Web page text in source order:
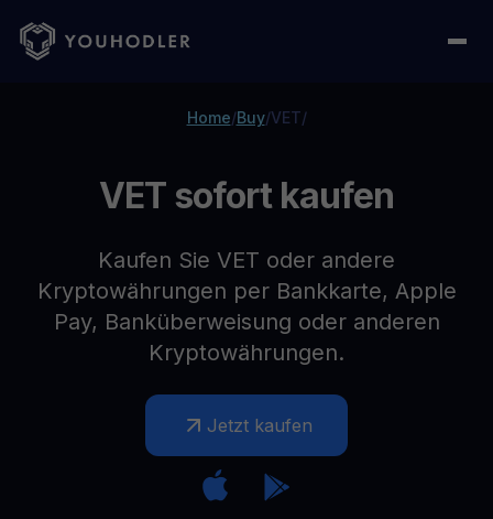
Home/Buy/VET/
VET sofort kaufen
Kaufen Sie VET oder andere
Kryptowährungen per Bankkarte, Apple
Pay, Banküberweisung oder anderen
Kryptowährungen.
Jetzt kaufen